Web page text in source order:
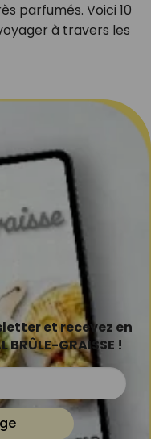
parfumés. Voici 10
à travers les
et recevez en
BRÛLE-GRAISSE !